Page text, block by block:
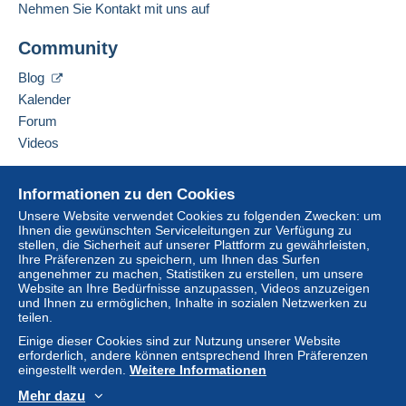
Der Käufer nutzt die von Delcampe auf der Seite
Zahlungsmethoden.
Eine Zahlung, die nicht über
integrierte Zahlungssystem erfolgt
Kauf kann Konsequenzen für das Konto des
Käufers nach sich ziehen.
Klauseln enthalten, die sich auf die Zahlung
beziehen, sind diese Klauseln als nichtig zu
betrachten. Es gelten ausschließlich die
Zahlungsbedingungen der Delcampe-Website, wie
sie in den Nutzungsbedingungen definiert sind.
Käufe müssen, nachdem der Verkäufer die
Tagenbezahlt werden.
Bien lire mes conditions de vente avant d'enchérir.
Verkäufer kontaktieren
hinzufügen
Informationen zu den Cookies
Unsere Website verwendet Cookies zu folgenden Zwecken: um
Ihnen die gewünschten Serviceleitungen zur Verfügung zu
stellen, die Sicherheit auf unserer Plattform zu gewährleisten,
Ihre Präferenzen zu speichern, um Ihnen das Surfen
angenehmer zu machen, Statistiken zu erstellen, um unsere
Website an Ihre Bedürfnisse anzupassen, Videos anzuzeigen
und Ihnen zu ermöglichen, Inhalte in sozialen Netzwerken zu
teilen.
Einige dieser Cookies sind zur Nutzung unserer Website
erforderlich, andere können entsprechend Ihren Präferenzen
eingestellt werden. Weitere Informationen
Mehr dazu
Nehmen Sie Kontakt mit uns auf
Community
Blog
Kalender
Forum
Videos
Online-Hilfe
Auf Delcampe kaufen
Auf Delcampe verkaufen
Eine sichere Website